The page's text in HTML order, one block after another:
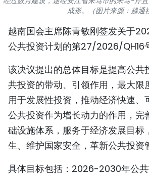
史海
多功能媒体
图表新闻
图库
视频
人民报社简介
成形。（图片来源：越通
越南国会主席陈青敏刚签发关于
公共投资计划的第27/2026/QH16
该决议提出的总体目标是提高公共
共投资的带动、引领作用，最大限
用于发展性投资，推动经济快速、
公共投资作为增长动力的作用，完
础设施体系，服务于经济发展目标
生、维护国家安全，革新公共投资
具体目标包括：2026-2030年公